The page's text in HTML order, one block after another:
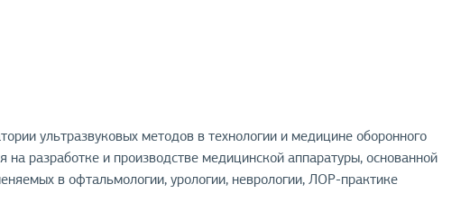
ультразвуковых методов в технологии и медицине оборонного
разработке и производстве медицинской аппаратуры, основанной
в офтальмологии, урологии, неврологии, ЛОР-практике